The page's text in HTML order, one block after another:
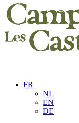
FR
NL
EN
DE